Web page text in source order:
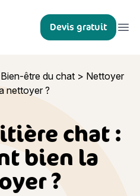
Devis gratuit
Bien-être du chat > Nettoyer
nettoyer ?
chat :
bien la
?